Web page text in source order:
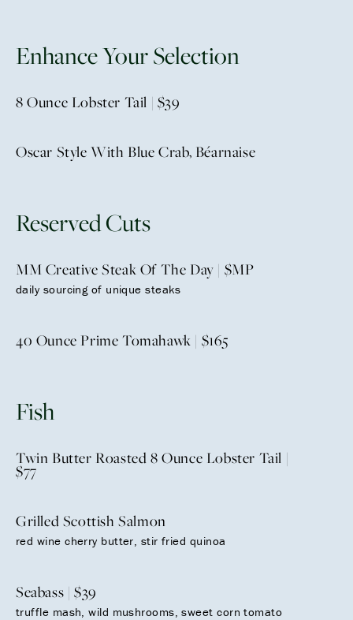
Enhance Your Selection
8 Ounce Lobster Tail | $39
Oscar Style With Blue Crab, Béarnaise
Reserved Cuts
MM Creative Steak Of The Day | $MP
daily sourcing of unique steaks
40 Ounce Prime Tomahawk | $165
Fish
Twin Butter Roasted 8 Ounce Lobster Tail |
$77
Grilled Scottish Salmon
red wine cherry butter, stir fried quinoa
Seabass | $39
truffle mash, wild mushrooms, sweet corn tomato